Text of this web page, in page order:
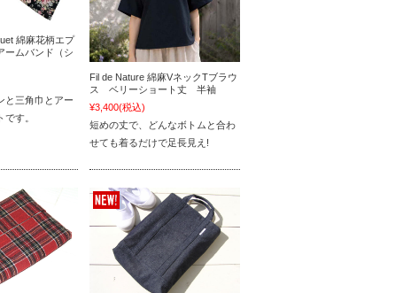
綿麻花柄エプ
ームバンド（シ
と三角巾とアー
です。
Fil de Nature 綿麻VネックTブラウ
ス ベリーショート丈 半袖
¥3,400(税込)
短めの丈で、どんなボトムと合わ
せても着るだけで足長見え!